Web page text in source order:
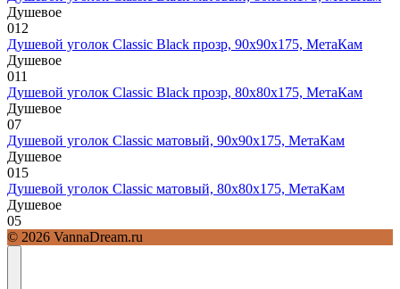
Душевое
012
Душевой уголок Classic Black прозр, 90х90х175, МетаКам
Душевое
011
Душевой уголок Classic Black прозр, 80х80х175, МетаКам
Душевое
07
Душевой уголок Classic матовый, 90х90х175, МетаКам
Душевое
015
Душевой уголок Classic матовый, 80х80х175, МетаКам
Душевое
05
© 2026 VannaDream.ru